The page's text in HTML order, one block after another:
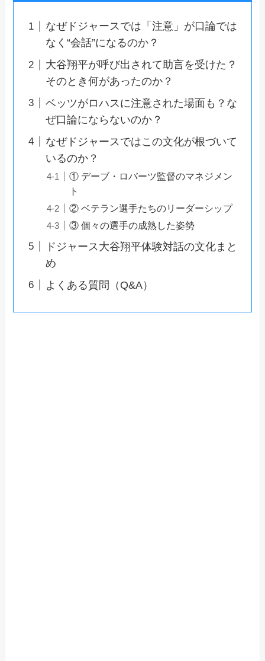
なぜドジャースでは「注意」が口論では
なく“会話”になるのか？
大谷翔平が呼び出されて助言を受けた？
そのとき何があったのか？
ベッツがロハスに注意された場面も？な
ぜ口論にならないのか？
なぜドジャースではこの文化が根づいて
いるのか？
① デーブ・ロバーツ監督のマネジメン
ト
② ベテラン選手たちのリーダーシップ
③ 個々の選手の成熟した姿勢
ドジャース大谷翔平体験対話の文化まと
め
よくある質問（Q&A）